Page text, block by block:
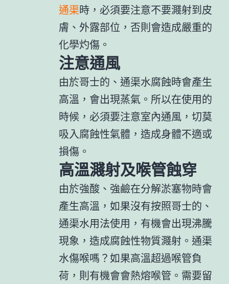
通渠時，必須要注意不要濺射到皮
膚、外露部位，否則會造成嚴重的
化學灼傷。
注意通風
由於哥士的、通渠水腐蝕時會產生
高溫，會出現蒸氣。所以在使用的
時候，必須要注意室內通風，切莫
吸入腐蝕性氣體，造成身體不適或
損傷。
高溫濺射及喉管蝕穿
由於強酸、強鹼在分解淤塞物時會
產生高溫，如果沒有按照哥士的、
通渠水用法使用，有機會出現沸騰
現象，造成腐蝕性物質濺射。通渠
水傷喉嗎？如果高溫超過喉管負
荷，則有機會會熱熔喉管。需要留